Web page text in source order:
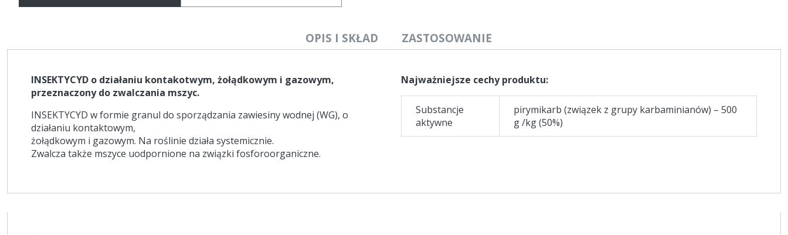
OPIS I SKŁAD ZASTOSOWANIE
INSEKTYCYD o działaniu kontakotwym, żołądkowym i gazowym,
przeznaczony do zwalczania mszyc.
INSEKTYCYD w formie granul do sporządzania zawiesiny wodnej (WG), o
działaniu kontaktowym,
żołądkowym i gazowym. Na roślinie działa systemicznie.
Zwalcza także mszyce uodpornione na związki fosforoorganiczne.
Najważniejsze cechy produktu:
Substancje
aktywne
pirymikarb (związek z grupy karbaminianów) – 500
g /kg (50%)